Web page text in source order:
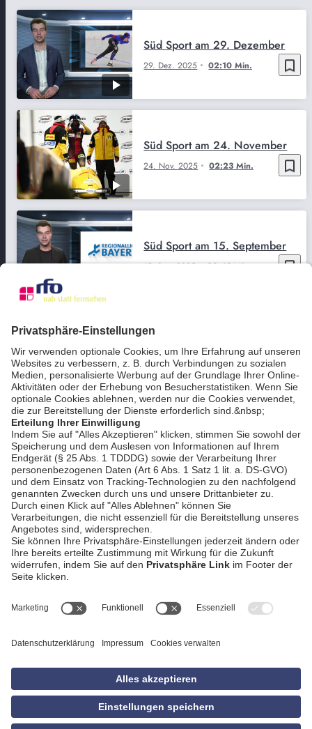
bookmark_border
29. Dez. 2025 02:10 Min.
Süd Sport am 29. Dezember
bookmark_border
24. Nov. 2025 02:23 Min.
Süd Sport am 24. November
bookmark_border
15. Sep. 2025 02:43 Min.
Süd Sport am 15. September
bookmark_border
17. Nov. 2025 02:33 Min.
Süd Sport am 17. November
AGB
Datenschutzerklärung
Empfang
Privatsphäre